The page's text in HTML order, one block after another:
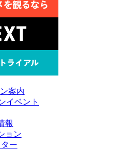
案内
イベント
報
ョン
ー